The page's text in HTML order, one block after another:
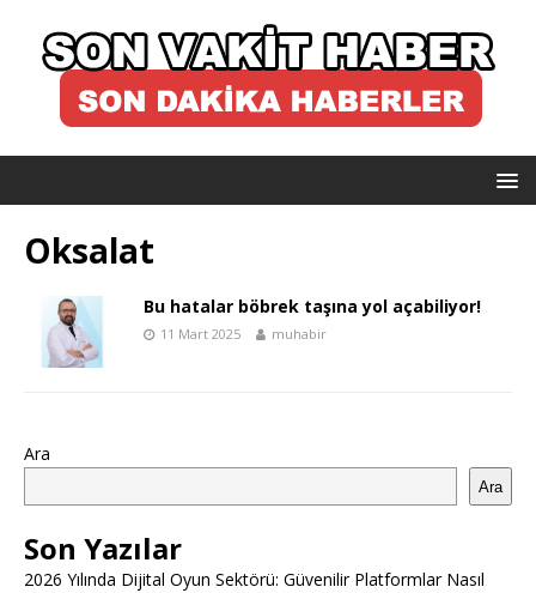
Oksalat
Bu hatalar böbrek taşına yol açabiliyor!
11 Mart 2025 muhabir
Ara
Ara
Son Yazılar
2026 Yılında Dijital Oyun Sektörü: Güvenilir Platformlar Nasıl